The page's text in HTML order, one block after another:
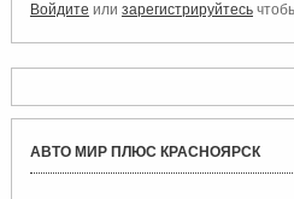
Войдите или зарегистрируйтесь
АВТО МИР ПЛЮС КРАСНОЯРСК